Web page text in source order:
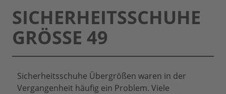
SICHERHEITSSCHUHE
GRÖSSE 49
Sicherheitsschuhe Übergrößen waren in der
Vergangenheit häufig ein Problem. Viele